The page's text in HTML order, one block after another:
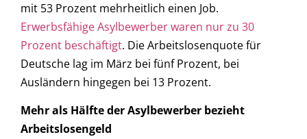
mit 53 Prozent mehrheitlich einen Job.
Erwerbsfähige Asylbewerber waren nur zu 30
Prozent beschäftigt. Die Arbeitslosenquote für
Deutsche lag im März bei fünf Prozent, bei
Ausländern hingegen bei 13 Prozent.
Mehr als Hälfte der Asylbewerber bezieht
Arbeitslosengeld